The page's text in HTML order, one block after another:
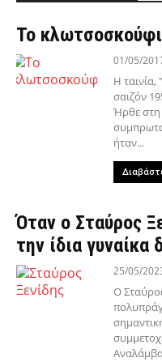
Το
01/05/
Η
σαιζόν
Ήρθε στη
ήταν...
Όταν ο Σταύρος
την ίδια γυναίκα
25/05/
Ο